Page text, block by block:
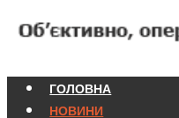
ГОЛОВНА
НОВИНИ